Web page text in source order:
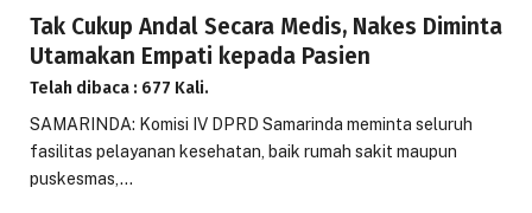
Tak Cukup Andal Secara Medis, Nakes Diminta
Utamakan Empati kepada Pasien
Telah dibaca : 677 Kali.
SAMARINDA: Komisi IV DPRD Samarinda meminta seluruh
fasilitas pelayanan kesehatan, baik rumah sakit maupun
puskesmas,…